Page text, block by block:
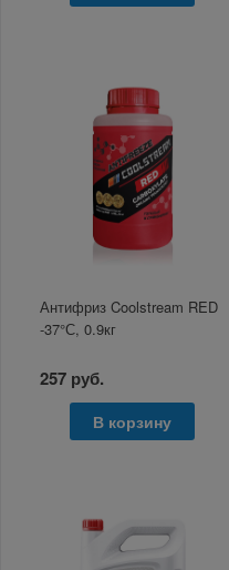
Антифриз Coolstream RED
-37°С, 0.9кг
257 руб.
В корзину